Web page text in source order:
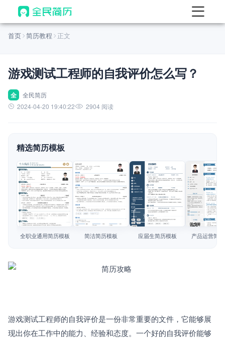
首页
AI 生成简历
AI 优化简历
AI 翻译简历
AI 模拟面试
面试自我介绍
AI 职场工具 New
简历模板
简历教程
首页 简历教程 正文
游戏测试工程师的自我评价怎么写？
全
全民简历
2024-04-20 19:40:22
2904 阅读
精选简历模板
查看模板
全职业通用简历模板
查看模板
简洁简历模板
查看模板
应届生简历模板
查看模板
产品运营简
游戏测试工程师的自我评价是一份非常重要的文件，它能够展
现出你在工作中的能力、经验和态度。一个好的自我评价能够